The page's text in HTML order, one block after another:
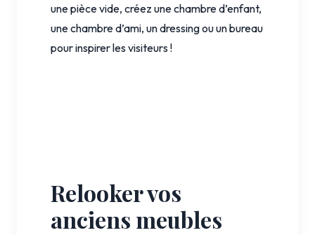
une pièce vide, créez une chambre d’enfant,
une chambre d’ami, un dressing ou un bureau
pour inspirer les visiteurs !
Relooker vos
anciens meubles